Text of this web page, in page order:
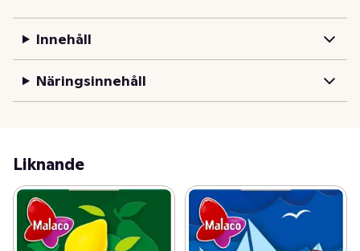
Lördag hela veckan
Innehåll
Näringsinnehåll
Liknande